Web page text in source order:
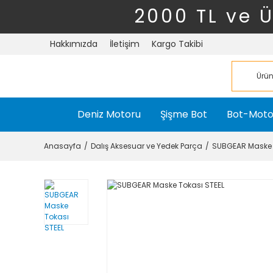
2000 TL ve
Hakkımızda İletişim Kargo Takibi
Deniz Motoru Şişme Bot Bot-
Anasayfa Dalış Aksesuar ve Yedek Parça SUBGEAR Maske